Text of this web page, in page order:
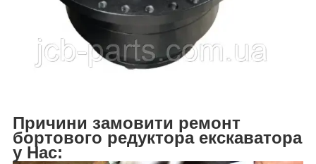
Причини замовити ремонт
бортового редуктора екскаватора
у Нас: